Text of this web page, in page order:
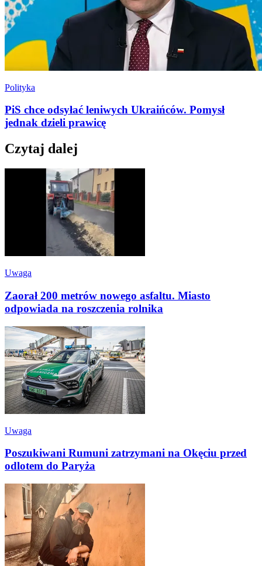
Polityka
PiS chce odsyłać leniwych Ukraińców. Pomysł
jednak dzieli prawicę
Czytaj dalej
Uwaga
Zaorał 200 metrów nowego asfaltu. Miasto
odpowiada na roszczenia rolnika
Uwaga
Poszukiwani Rumuni zatrzymani na Okęciu przed
odlotem do Paryża